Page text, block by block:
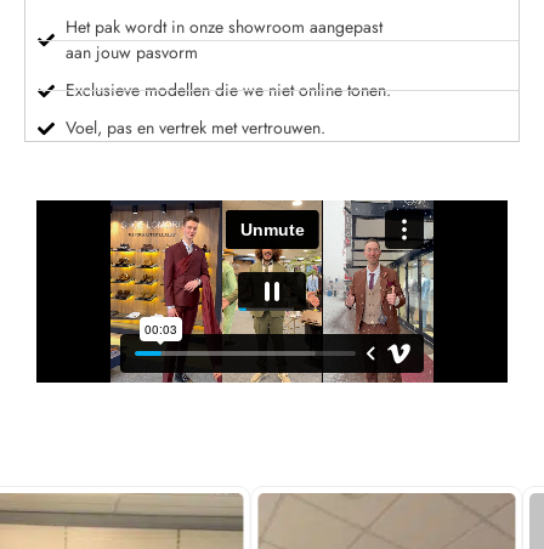
Het pak wordt in onze showroom aangepast
aan jouw pasvorm
Exclusieve modellen die we niet online tonen.
Voel, pas en vertrek met vertrouwen.